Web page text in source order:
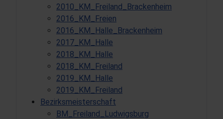
2010_KM_Freiland_Brackenheim
2016_KM_Freien
2016_KM_Halle_Brackenheim
2017_KM_Halle
2018_KM_Halle
2018_KM_Freiland
2019_KM_Halle
2019_KM_Freiland
Bezirksmeisterschaft
BM_Freiland_Ludwigsburg